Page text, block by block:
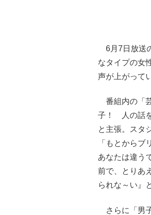
6月7日放送
なタイプの女
声が上がって
番組内の「
子！ 人の話を
と主張。スタ
「もとからブ
あなたは違う
前で、とりあ
られな～い』
さらに「男